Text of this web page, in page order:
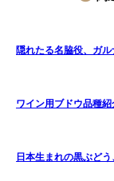
隠れたる名脇役、ガ
ワイン用ブドウ品種
日本生まれの黒ぶど